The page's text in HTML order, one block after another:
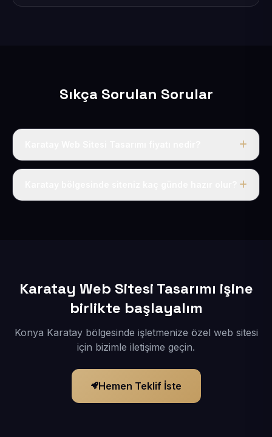
Sıkça Sorulan Sorular
Tek fiyat uygulanır: yıllık 50 USD + KDV. Bu bedele alan
Karatay Web Sitesi Tasarımı işine
birlikte başlayalım
Konya Karatay bölgesinde işletmenize özel web sitesi
için bizimle iletişime geçin.
Hemen Teklif İste